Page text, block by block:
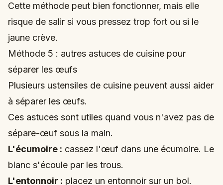
Cette méthode peut bien fonctionner, mais elle
risque de salir si vous pressez trop fort ou si le
jaune crève.
Méthode 5 : autres astuces de cuisine pour
séparer les œufs
Plusieurs ustensiles de cuisine peuvent aussi aider
à séparer les œufs.
Ces astuces sont utiles quand vous n'avez pas de
sépare-œuf sous la main.
L'écumoire : cassez l'œuf dans une écumoire. Le
blanc s'écoule par les trous.
L'entonnoir : placez un entonnoir sur un bol.